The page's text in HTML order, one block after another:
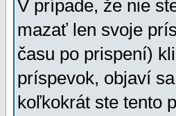
V prípade, že nie
mazať len svoje
času po prispení)
príspevok, objaví
koľkokrát ste tento